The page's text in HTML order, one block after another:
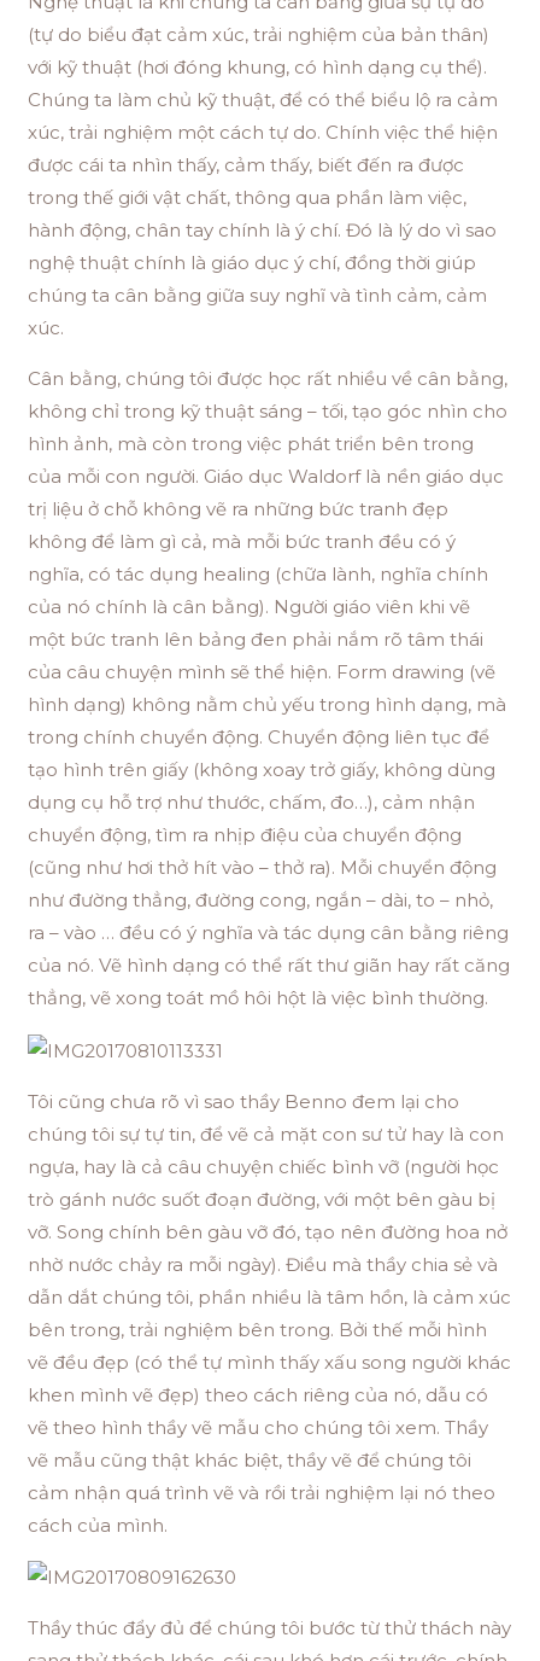
(tự do biểu đạt cảm xúc, trải nghiệm của bản thân)
với kỹ thuật (hơi đóng khung, có hình dạng cụ thể).
Chúng ta làm chủ kỹ thuật, để có thể biểu lộ ra cảm
xúc, trải nghiệm một cách tự do. Chính việc thể hiện
được cái ta nhìn thấy, cảm thấy, biết đến ra được
trong thế giới vật chất, thông qua phần làm việc,
hành động, chân tay chính là ý chí. Đó là lý do vì sao
nghệ thuật chính là giáo dục ý chí, đồng thời giúp
chúng ta cân bằng giữa suy nghĩ và tình cảm, cảm
xúc.
Cân bằng, chúng tôi được học rất nhiều về cân bằng,
không chỉ trong kỹ thuật sáng – tối, tạo góc nhìn cho
hình ảnh, mà còn trong việc phát triển bên trong
của mỗi con người. Giáo dục Waldorf là nền giáo dục
trị liệu ở chỗ không vẽ ra những bức tranh đẹp
không để làm gì cả, mà mỗi bức tranh đều có ý
nghĩa, có tác dụng healing (chữa lành, nghĩa chính
của nó chính là cân bằng). Người giáo viên khi vẽ
một bức tranh lên bảng đen phải nắm rõ tâm thái
của câu chuyện mình sẽ thể hiện. Form drawing (vẽ
hình dạng) không nằm chủ yếu trong hình dạng, mà
trong chính chuyển động. Chuyển động liên tục để
tạo hình trên giấy (không xoay trở giấy, không dùng
dụng cụ hỗ trợ như thước, chấm, đo…), cảm nhận
chuyển động, tìm ra nhịp điệu của chuyển động
(cũng như hơi thở hít vào – thở ra). Mỗi chuyển động
như đường thẳng, đường cong, ngắn – dài, to – nhỏ,
ra – vào … đều có ý nghĩa và tác dụng cân bằng riêng
của nó. Vẽ hình dạng có thể rất thư giãn hay rất căng
thẳng, vẽ xong toát mồ hôi hột là việc bình thường.
Tôi cũng chưa rõ vì sao thầy Benno đem lại cho
chúng tôi sự tự tin, để vẽ cả mặt con sư tử hay là con
ngựa, hay là cả câu chuyện chiếc bình vỡ (người học
trò gánh nước suốt đoạn đường, với một bên gàu bị
vỡ. Song chính bên gàu vỡ đó, tạo nên đường hoa nở
nhờ nước chảy ra mỗi ngày). Điều mà thầy chia sẻ và
dẫn dắt chúng tôi, phần nhiều là tâm hồn, là cảm xúc
bên trong, trải nghiệm bên trong. Bởi thế mỗi hình
vẽ đều đẹp (có thể tự mình thấy xấu song người khác
khen mình vẽ đẹp) theo cách riêng của nó, dẫu có
vẽ theo hình thầy vẽ mẫu cho chúng tôi xem. Thầy
vẽ mẫu cũng thật khác biệt, thầy vẽ để chúng tôi
cảm nhận quá trình vẽ và rồi trải nghiệm lại nó theo
cách của mình.
Thầy thúc đẩy đủ để chúng tôi bước từ thử thách này